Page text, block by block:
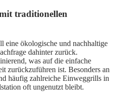
traditionellen
ökologische und nachhaltige
dahinter zurück.
was auf die einfache
zurückzuführen ist. Besonders an
häufig zahlreiche Einweggrills in
oft ungenutzt bleibt.